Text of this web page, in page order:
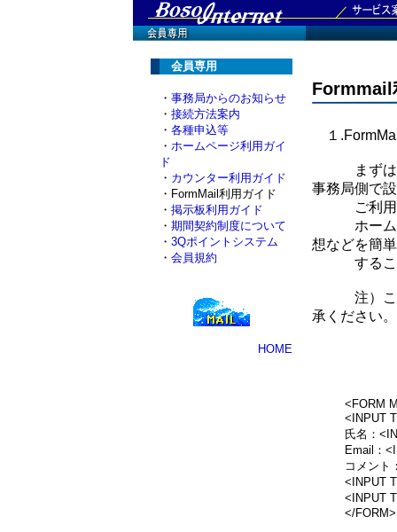
会員専用
・ 事務局からのお知らせ
・ 接続方法案内
・ 各種申込等
・ ホームページ利用ガイ
ド
・ カウンター利用ガイド
・FormMail利用ガイド
・ 掲示板利用ガイド
・ 期間契約制度について
・ 3Qポイントシステム
・ 会員規約
HOME
Formmail
１
まずは
事務局側で
ご利用す
ホームペ
想などを簡
すること
注）この
承ください。
<FORM
<INPUT
氏名：
Email：
コメント
<INPUT
<INPUT
</FORM>